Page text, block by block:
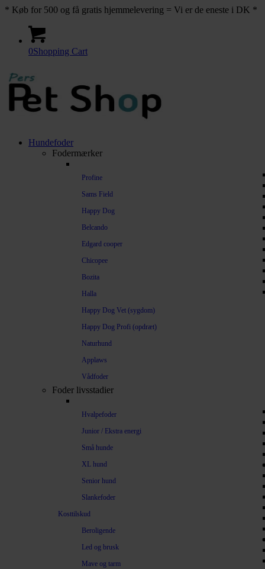
* Køb for 500 og få gratis hjemmelevering = Vi er de eneste i DK *
0Shopping Cart
Hundefoder
Fodermærker
Profine
Sams Field
Happy Dog
Belcando
Edgard cooper
Chicopee
Bozita
Halla
Happy Dog Vet (sygdom)
Happy Dog Profi (opdræt)
Naturhund
Applaws
Vådfoder
Foder livsstadier
Hvalpefoder
Junior / Ekstra energi
Små hunde
XL hund
Senior hund
Slankefoder
Kosttilskud
Beroligende
Led og brusk
Mave og tarm